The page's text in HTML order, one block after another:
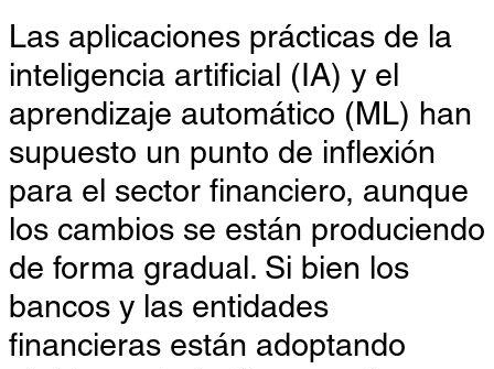
Las aplicaciones prácticas de la
inteligencia artificial (IA) y el
aprendizaje automático (ML) han
supuesto un punto de inflexión
para el sector financiero, aunque
los cambios se están produciendo
de forma gradual. Si bien los
bancos y las entidades
financieras están adoptando